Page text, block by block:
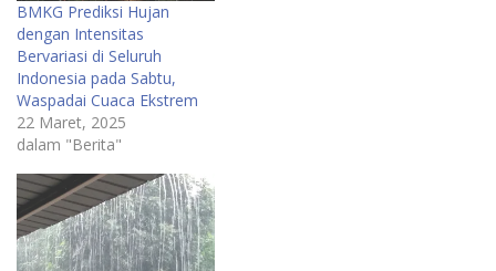
BMKG Prediksi Hujan
dengan Intensitas
Bervariasi di Seluruh
Indonesia pada Sabtu,
Waspadai Cuaca Ekstrem
22 Maret, 2025
dalam "Berita"